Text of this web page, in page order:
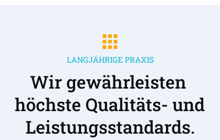
LANGJÄHRIGE PRAXIS
Wir gewährleisten
höchste Qualitäts- und
Leistungsstandards.